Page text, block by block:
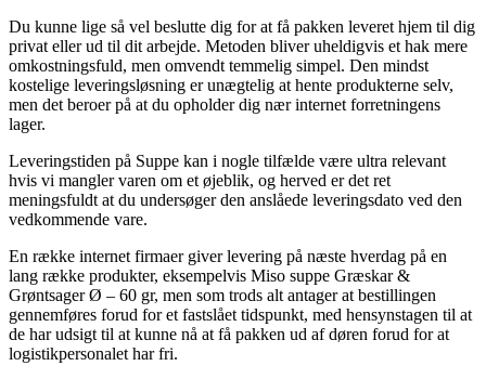
Du kunne lige så vel beslutte dig for at få pakken leveret hjem til dig
privat eller ud til dit arbejde. Metoden bliver uheldigvis et hak mere
omkostningsfuld, men omvendt temmelig simpel. Den mindst
kostelige leveringsløsning er unægtelig at hente produkterne selv,
men det beroer på at du opholder dig nær internet forretningens
lager.
Leveringstiden på Suppe kan i nogle tilfælde være ultra relevant
hvis vi mangler varen om et øjeblik, og herved er det ret
meningsfuldt at du undersøger den anslåede leveringsdato ved den
vedkommende vare.
En række internet firmaer giver levering på næste hverdag på en
lang række produkter, eksempelvis Miso suppe Græskar &
Grøntsager Ø – 60 gr, men som trods alt antager at bestillingen
gennemføres forud for et fastslået tidspunkt, med hensynstagen til at
de har udsigt til at kunne nå at få pakken ud af døren forud for at
logistikpersonalet har fri.